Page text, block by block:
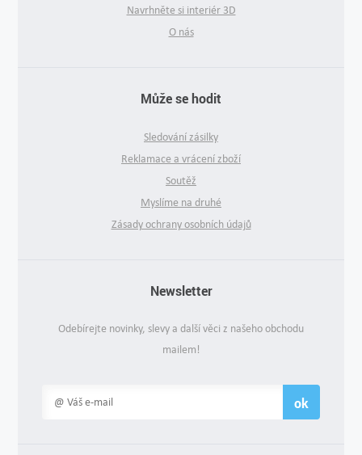
Navrhněte si interiér 3D
O nás
Může se hodit
Sledování zásilky
Reklamace a vrácení zboží
Soutěž
Myslíme na druhé
Zásady ochrany osobních údajů
Newsletter
Odebírejte novinky, slevy a další věci z našeho obchodu
mailem!
ok